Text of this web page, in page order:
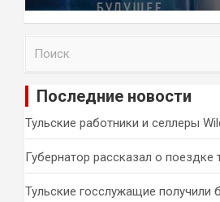
и
Последние новости
Тульские работники и селлеры
Губернатор рассказал о поездке
Тульские госслужащие получили